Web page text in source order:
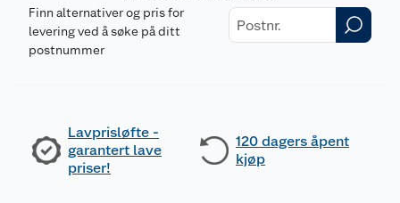
Finn alternativer og pris for
levering ved å søke på ditt
postnummer
Lavprisløfte -
garantert lave
priser!
120 dagers åpent
kjøp